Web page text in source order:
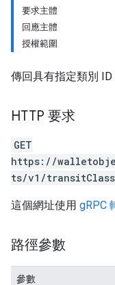
要求主體
回應主體
授權範圍
傳回具有指定類別 ID
HTTP 要求
GET
https://
ts/v1/
這個網址使用 gRPC
路徑參數
參數